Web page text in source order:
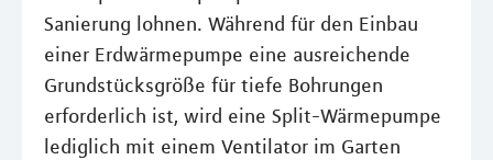
Sanierung lohnen. Während für den Einbau
einer Erdwärmepumpe eine ausreichende
Grundstücksgröße für tiefe Bohrungen
erforderlich ist, wird eine Split-Wärmepumpe
lediglich mit einem Ventilator im Garten